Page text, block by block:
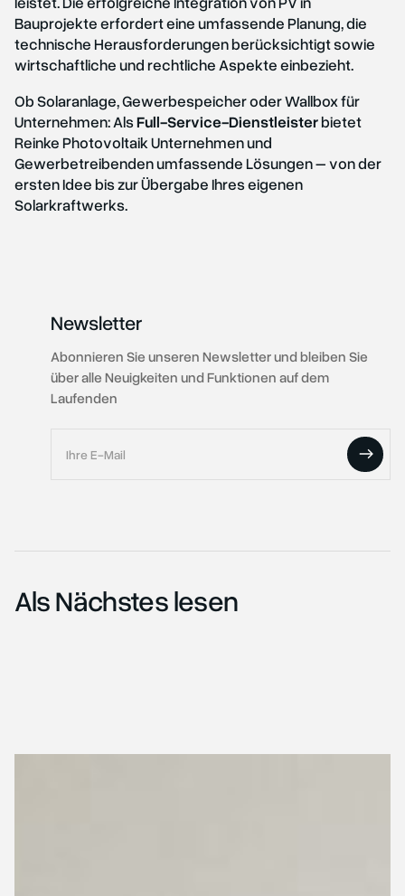
Bauprojekte erfordert eine umfassende Planung, die
technische Herausforderungen berücksichtigt sowie
wirtschaftliche und rechtliche Aspekte einbezieht.
Ob Solaranlage,GewerbespeicheroderWallbox für
Unternehmen: AlsFull-Service-Dienstleisterbietet
Reinke Photovoltaik Unternehmen und
Gewerbetreibenden umfassende Lösungen – von der
ersten Idee bis zur Übergabe Ihres eigenen
Solarkraftwerks.
Newsletter
Abonnieren Sie unseren Newsletter und bleiben Sie
über alle Neuigkeiten und Funktionen auf dem
Laufenden
Als Nächstes lesen